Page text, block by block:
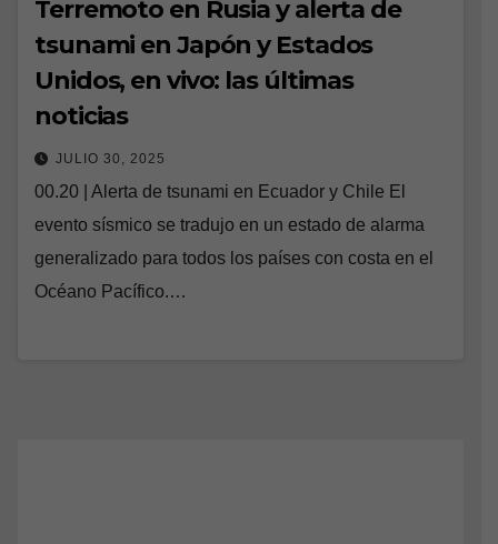
Terremoto en Rusia y alerta de
tsunami en Japón y Estados
Unidos, en vivo: las últimas
noticias
JULIO 30, 2025
00.20 | Alerta de tsunami en Ecuador y Chile El
evento sísmico se tradujo en un estado de alarma
generalizado para todos los países con costa en el
Océano Pacífico.…